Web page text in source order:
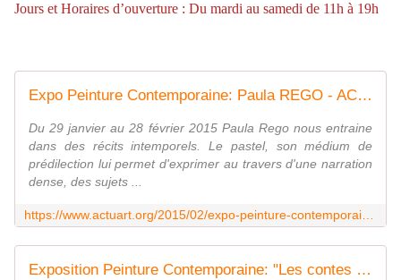
Jours et Horaires d’ouverture : Du mardi au samedi de 11h à 19h
Expo Peinture Contemporaine: Paula REGO - ACTUART by Eric SIMON
Du 29 janvier au 28 février 2015 Paula Rego nous entraine
dans des récits intemporels. Le pastel, son médium de
prédilection lui permet d'exprimer au travers d'une narration
dense, des sujets ...
Exposition Peinture Contemporaine: "Les contes cruels de Paula REGO" - ACTUART by Eric SIMON